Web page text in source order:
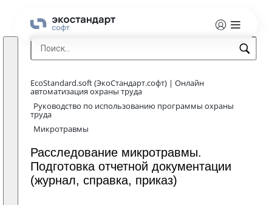
EcoStandard.soft (ЭкоСтандарт.софт) | Онлайн
автоматизация охраны труда
Руководство по использованию программы охраны
труда
Микротравмы
Расследование микротравмы.
Подготовка отчетной документации
(журнал, справка, приказ)